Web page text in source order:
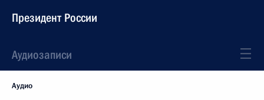
Президент России
Аудиозаписи
Аудио